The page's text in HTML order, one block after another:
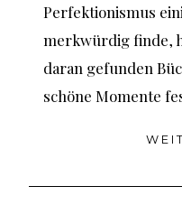
Perfektionismus
merkwürdig finde,
daran gefunden
schöne Momente